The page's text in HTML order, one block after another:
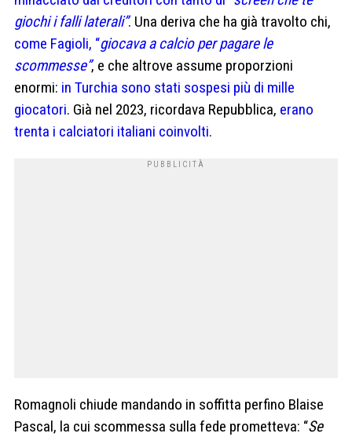
giochi i falli laterali”. Una deriva che ha già travolto chi,
come Fagioli, “giocava a calcio per pagare le
scommesse”, e che altrove assume proporzioni
enormi: in Turchia sono stati sospesi più di mille
giocatori. Già nel 2023, ricordava Repubblica, erano
trenta i calciatori italiani coinvolti.
Romagnoli chiude mandando in soffitta perfino Blaise
Pascal, la cui scommessa sulla fede prometteva: “Se